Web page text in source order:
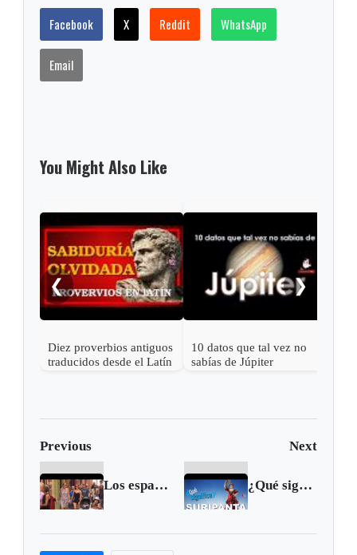
Facebook X Reddit WhatsApp
Email
You Might Also Like
❮
Diez proverbios antiguos
traducidos desde el Latín
10 datos que tal vez no
sabías de Júpiter
❯
Previous Next
Los españoles protestan por el exceso de turismo ¿Qué significa suripanta?